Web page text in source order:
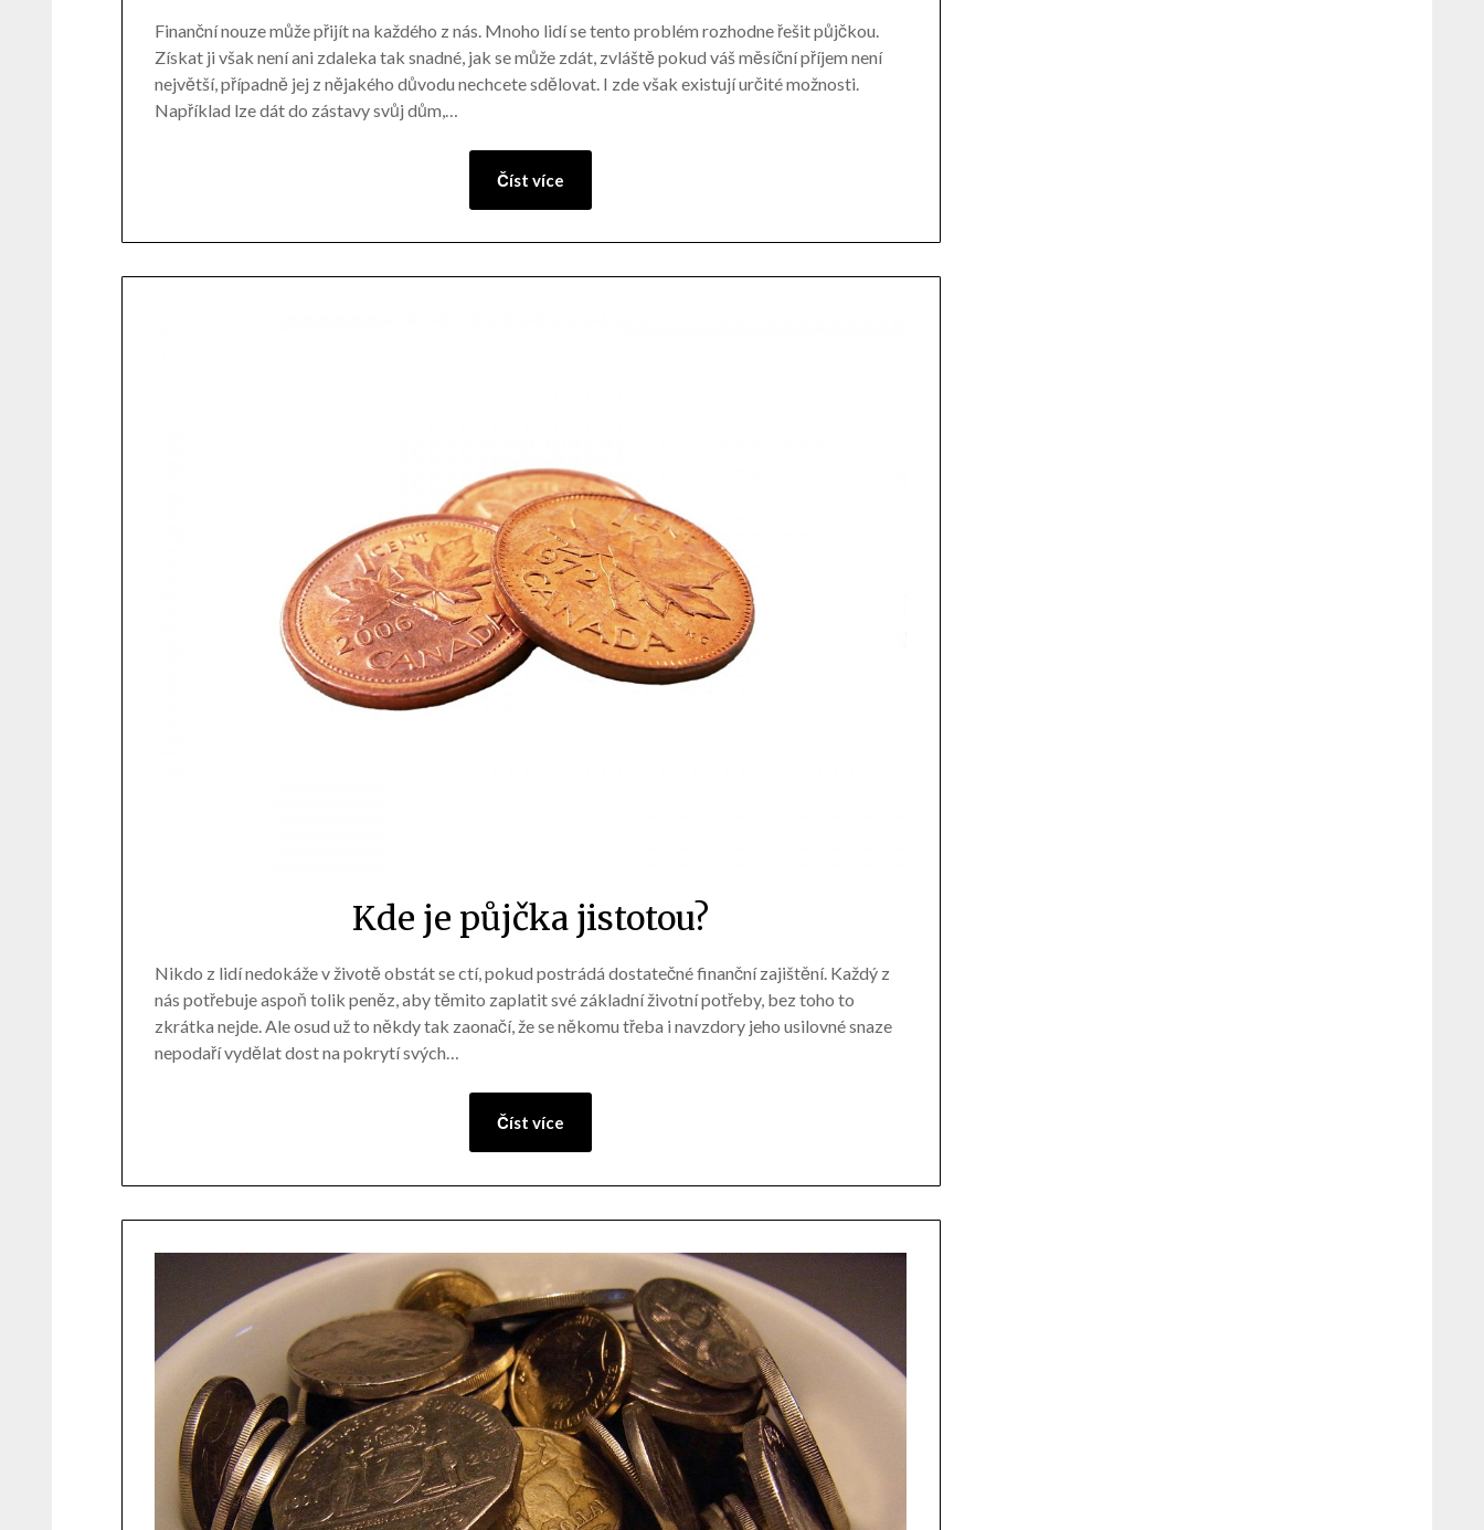
Finanční nouze může přijít na každého z nás. Mnoho lidí se tento problém rozhodne řešit půjčkou.
Získat ji však není ani zdaleka tak snadné, jak se může zdát, zvláště pokud váš měsíční příjem není
největší, případně jej z nějakého důvodu nechcete sdělovat. I zde však existují určité možnosti.
Například lze dát do zástavy svůj dům,…
Číst více
Kde je půjčka jistotou?
Nikdo z lidí nedokáže v životě obstát se ctí, pokud postrádá dostatečné finanční zajištění. Každý z
nás potřebuje aspoň tolik peněz, aby těmito zaplatit své základní životní potřeby, bez toho to
zkrátka nejde. Ale osud už to někdy tak zaonačí, že se někomu třeba i navzdory jeho usilovné snaze
nepodaří vydělat dost na pokrytí svých…
Číst více